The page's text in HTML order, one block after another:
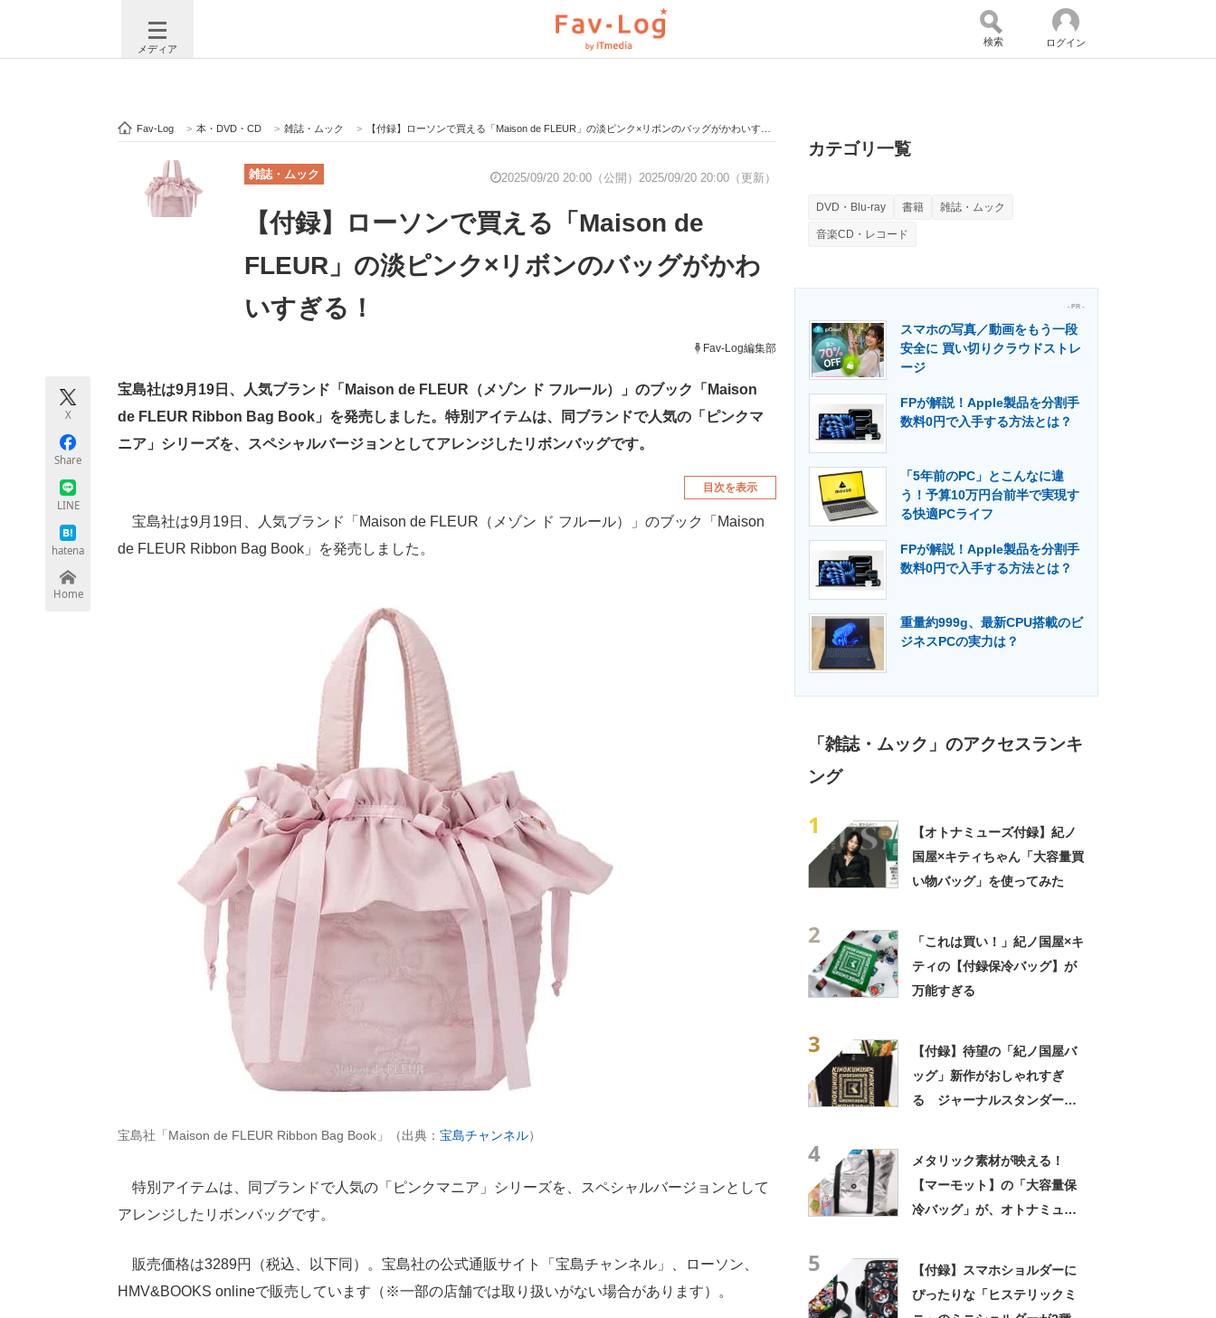
メディア
注目記事を集めた総合ページ ITの今と未来を見通す スマホと通信の最新トレンド 進化するPCとデバイスの未来
ビジネスと働き方のヒント AI活用のいまが分かる 企業ITのトレンドを詳説
ITエンジニア向け専門サイト 企業向けIT製品の総合サイト
モノづくり技術者専門サイト エレクトロニクス専門サイト 電子設計の基本と応用 エネルギーの専門メディア
検索 ログイン
Fav-Log > 本・DVD・CD > 雑誌・ムック > 【付録】ローソンで買える「Maison de FLEUR」の淡ピンク×リボンのバッグがかわいすぎる！
雑誌・ムック 2025/09/20 20:00（公開） 2025/09/20 20:00（更新）
【付録】ローソンで買える「Maison de
FLEUR」の淡ピンク×リボンのバッグがかわ
いすぎる！
Fav-Log編集部
X
Share
LINE
hatena
Home
宝島社は9月19日、人気ブランド「Maison de FLEUR（メゾン ド フルール）」のブック「Maison
de FLEUR Ribbon Bag Book」を発売しました。特別アイテムは、同ブランドで人気の「ピンクマ
ニア」シリーズを、スペシャルバージョンとしてアレンジしたリボンバッグです。
目次を表示
宝島社は9月19日、人気ブランド「Maison de FLEUR（メゾン ド フルール）」のブック「Maison
de FLEUR Ribbon Bag Book」を発売しました。
宝島社「Maison de FLEUR Ribbon Bag Book」（出典： 宝島チャンネル）
特別アイテムは、同ブランドで人気の「ピンクマニア」シリーズを、スペシャルバージョンとして
アレンジしたリボンバッグです。
販売価格は3289円（税込、以下同）。宝島社の公式通販サイト「宝島チャンネル」、ローソン、
HMV&BOOKS onlineで販売しています（※一部の店舗では取り扱いがない場合があります）。
カテゴリ一覧
DVD・Blu-ray 書籍 雑誌・ムック
音楽CD・レコード
- PR -
スマホの写真／動画をもう一段
安全に 買い切りクラウドストレ
ージ
FPが解説！Apple製品を分割手
数料0円で入手する方法とは？
「5年前のPC」とこんなに違
う！予算10万円台前半で実現す
る快適PCライフ
FPが解説！Apple製品を分割手
数料0円で入手する方法とは？
重量約999g、最新CPU搭載のビ
ジネスPCの実力は？
「雑誌・ムック」のアクセスランキ
ング
1
【オトナミューズ付録】紀ノ
国屋×キティちゃん「大容量買
い物バッグ」を使ってみた
2
「これは買い！」紀ノ国屋×キ
ティの【付録保冷バッグ】が
万能すぎる
3
【付録】待望の「紀ノ国屋バ
ッグ」新作がおしゃれすぎ
る ジャーナルスタンダード
4
メタリック素材が映える！
【マーモット】の「大容量保
冷バッグ」が、オトナミュー
5
【付録】スマホショルダーに
ぴったりな「ヒステリックミ